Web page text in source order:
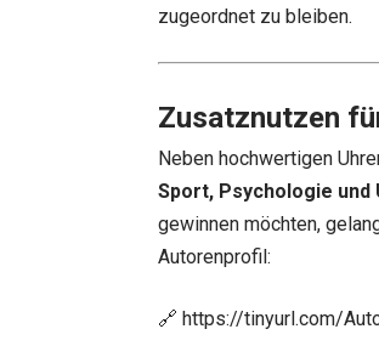
zugeordnet zu bleiben.
Zusatznutzen
Neben hochwertigen
Sport, Psychologie
gewinnen möchten,
Autorenprofil:
🔗 https://tinyurl.com/